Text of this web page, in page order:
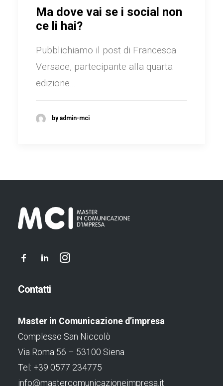
Ma dove vai se i social non
ce li hai?
Pubblichiamo il post di Francesca
Versace, partecipante alla quarta
edizione…
by admin-mci
Contatti
Master in Comunicazione d’impresa
Complesso San Niccolò
Via Roma 56 – 53100 Siena
Tel: +39 0577 234775
info@mastercomunicazioneimpresa.it